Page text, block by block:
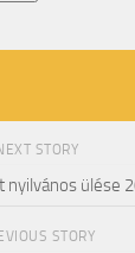
STORY
ülése
STORY